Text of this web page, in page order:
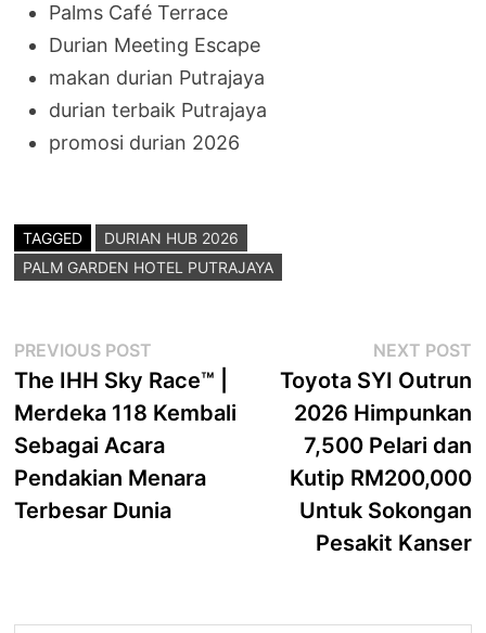
Palms Café Terrace
Durian Meeting Escape
makan durian Putrajaya
durian terbaik Putrajaya
promosi durian 2026
TAGGED
DURIAN HUB 2026
PALM GARDEN HOTEL PUTRAJAYA
Post
navigation
PREVIOUS POST
post:
The IHH Sky Race™ |
Merdeka 118 Kembali
Sebagai Acara
Pendakian Menara
Terbesar Dunia
NEXT POST
Toyota SYI Outrun
2026 Himpunkan
7,500 Pelari dan
Kutip RM200,000
Untuk Sokongan
Pesakit Kanser